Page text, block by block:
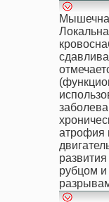
атрофия
рубцом